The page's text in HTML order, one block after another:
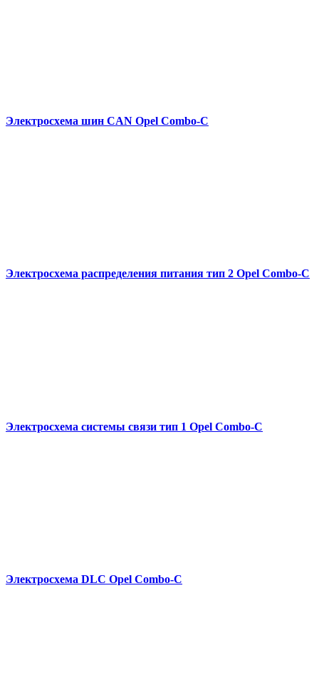
Электросхема шин CAN Opel Combo-С
Электросхема распределения питания тип 2 Opel Combo-С
Электросхема системы связи тип 1 Opel Combo-С
Электросхема DLC Opel Combo-С